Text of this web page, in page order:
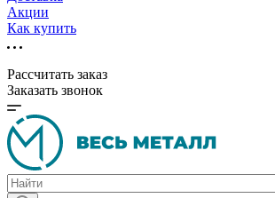
Акции
Как купить
Рассчитать заказ
Заказать звонок